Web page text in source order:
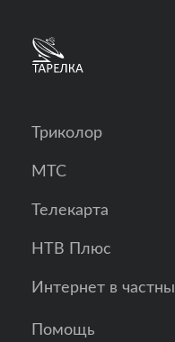
Триколор
МТС
Телекарта
НТВ Плюс
Интернет в
Помощь